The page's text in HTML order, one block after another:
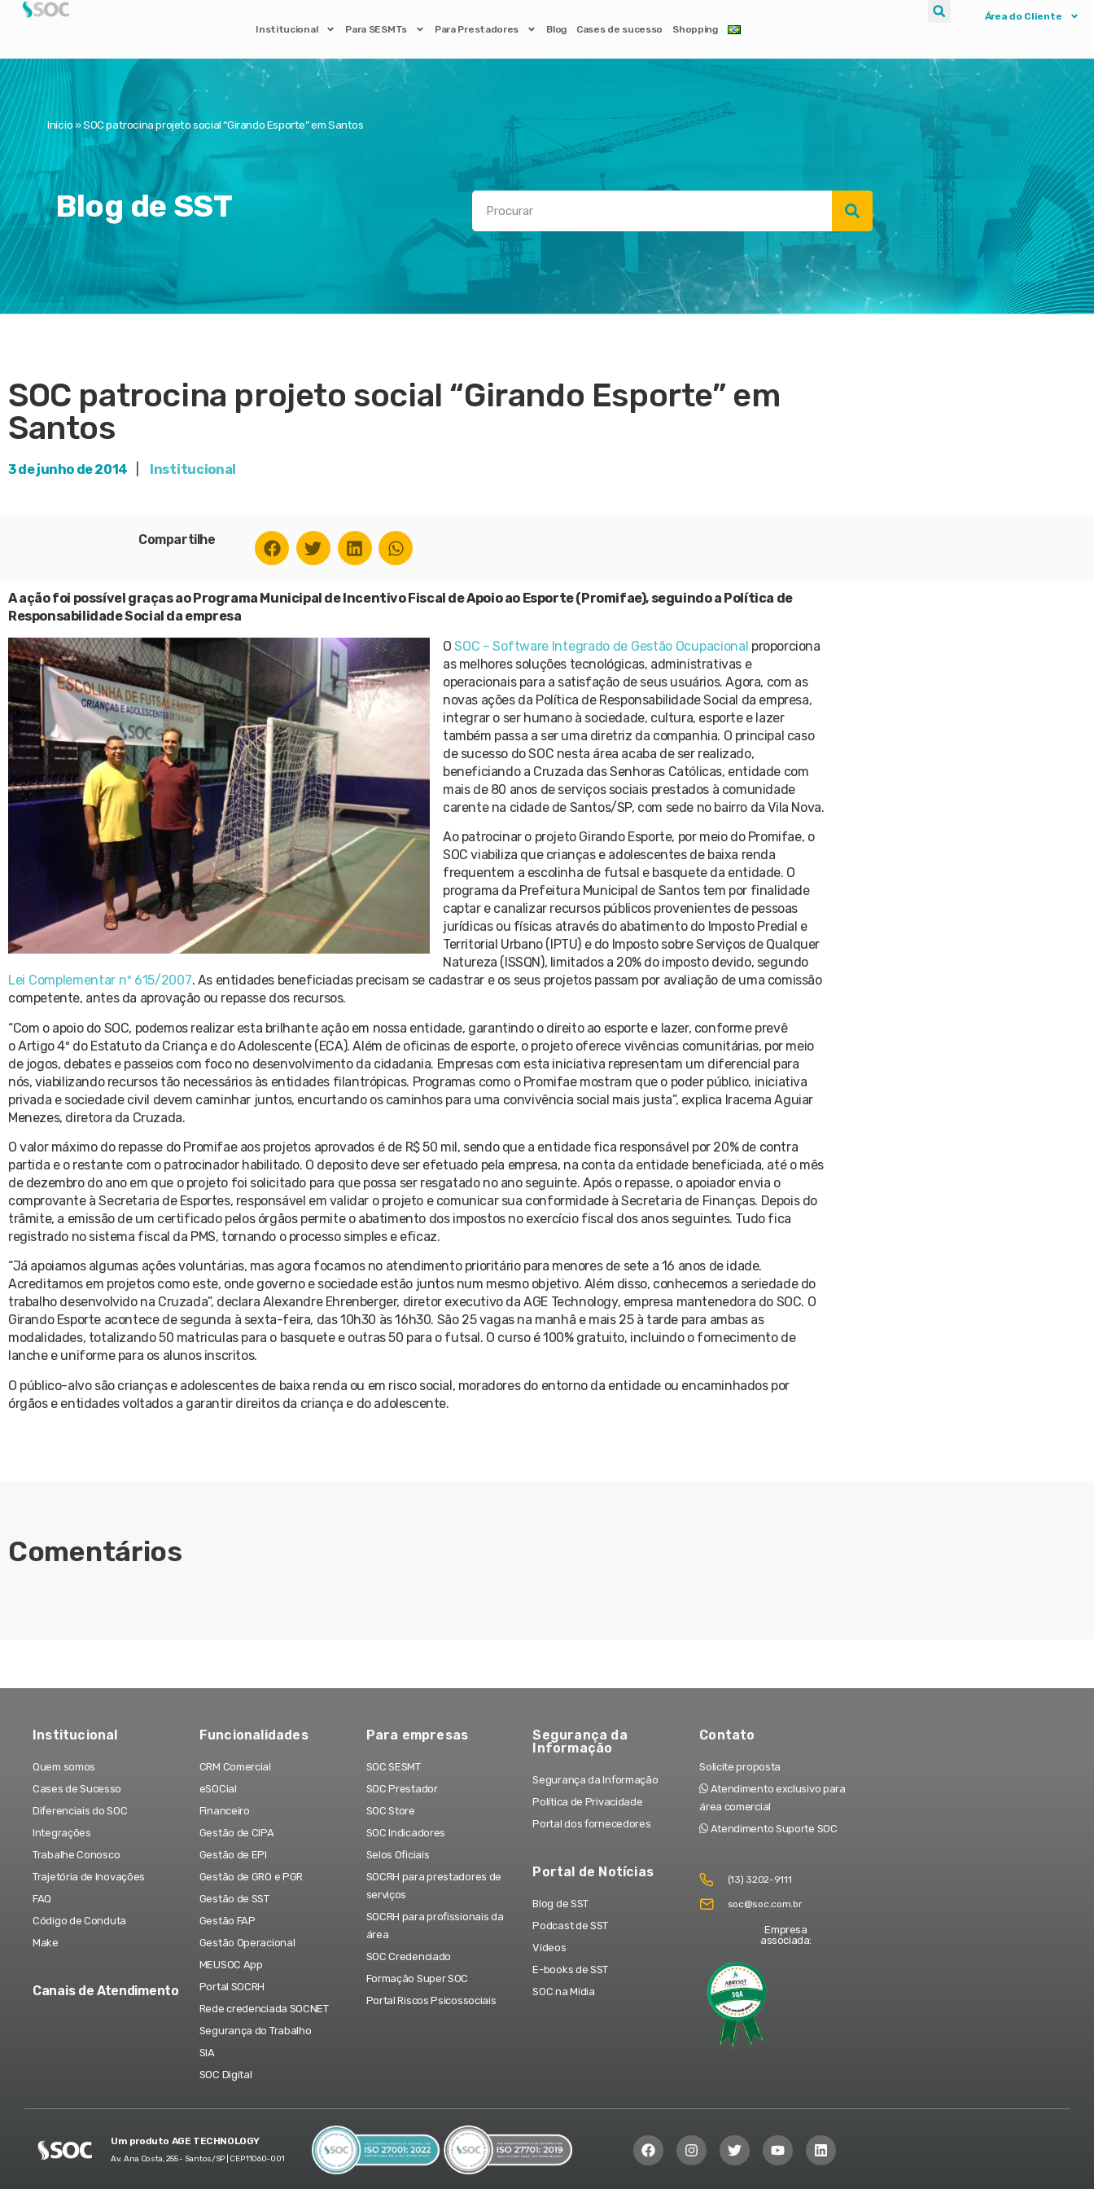
Institucional Para SESMTs Para Prestadores Blog Cases de sucesso Shopping
Área do Cliente
Início»SOC patrocina projeto social “Girando Esporte” em Santos
Blog de SST
SOC patrocina projeto social “Girando Esporte” em
Santos
3 de junho de 2014 Institucional
Compartilhe
A ação foi possível graças ao Programa Municipal de Incentivo Fiscal de Apoio ao Esporte (Promifae), seguindo a Política de
Responsabilidade Social da empresa
OSOC – Software Integrado de Gestão Ocupacional proporciona
as melhores soluções tecnológicas, administrativas e
operacionais para a satisfação de seus usuários. Agora, com as
novas ações da Política de Responsabilidade Social da empresa,
integrar o ser humano à sociedade, cultura, esporte e lazer
também passa a ser uma diretriz da companhia. O principal caso
de sucesso do SOC nesta área acaba de ser realizado,
beneficiando a Cruzada das Senhoras Católicas, entidade com
mais de 80 anos de serviços sociais prestados à comunidade
carente na cidade de Santos/SP, com sede no bairro da Vila Nova.
Ao patrocinar o projeto Girando Esporte, por meio do Promifae, o
SOC viabiliza que crianças e adolescentes de baixa renda
frequentem a escolinha de futsal e basquete da entidade. O
programa da Prefeitura Municipal de Santos tem por finalidade
captar e canalizar recursos públicos provenientes de pessoas
jurídicas ou físicas através do abatimento do Imposto Predial e
Territorial Urbano (IPTU) e do Imposto sobre Serviços de Qualquer
Natureza (ISSQN), limitados a 20% do imposto devido, segundo
Lei Complementar nº 615/2007. As entidades beneficiadas precisam se cadastrar e os seus projetos passam por avaliação de uma comissão
competente, antes da aprovação ou repasse dos recursos.
“Com o apoio do SOC, podemos realizar esta brilhante ação em nossa entidade, garantindo o direito ao esporte e lazer, conforme prevê
o Artigo 4º do Estatuto da Criança e do Adolescente (ECA). Além de oficinas de esporte, o projeto oferece vivências comunitárias, por meio
de jogos, debates e passeios com foco no desenvolvimento da cidadania. Empresas com esta iniciativa representam um diferencial para
nós, viabilizando recursos tão necessários às entidades filantrópicas. Programas como o Promifae mostram que o poder público, iniciativa
privada e sociedade civil devem caminhar juntos, encurtando os caminhos para uma convivência social mais justa”, explica Iracema Aguiar
Menezes, diretora da Cruzada.
O valor máximo do repasse do Promifae aos projetos aprovados é de R$ 50 mil, sendo que a entidade fica responsável por 20% de contra
partida e o restante com o patrocinador habilitado. O deposito deve ser efetuado pela empresa, na conta da entidade beneficiada, até o mês
de dezembro do ano em que o projeto foi solicitado para que possa ser resgatado no ano seguinte. Após o repasse, o apoiador envia o
comprovante à Secretaria de Esportes, responsável em validar o projeto e comunicar sua conformidade à Secretaria de Finanças. Depois do
trâmite, a emissão de um certificado pelos órgãos permite o abatimento dos impostos no exercício fiscal dos anos seguintes. Tudo fica
registrado no sistema fiscal da PMS, tornando o processo simples e eficaz.
“Já apoiamos algumas ações voluntárias, mas agora focamos no atendimento prioritário para menores de sete a 16 anos de idade.
Acreditamos em projetos como este, onde governo e sociedade estão juntos num mesmo objetivo. Além disso, conhecemos a seriedade do
trabalho desenvolvido na Cruzada”, declara Alexandre Ehrenberger, diretor executivo da AGE Technology, empresa mantenedora do SOC. O
Girando Esporte acontece de segunda à sexta-feira, das 10h30 às 16h30. São 25 vagas na manhã e mais 25 à tarde para ambas as
modalidades, totalizando 50 matriculas para o basquete e outras 50 para o futsal. O curso é 100% gratuito, incluindo o fornecimento de
lanche e uniforme para os alunos inscritos.
O público-alvo são crianças e adolescentes de baixa renda ou em risco social, moradores do entorno da entidade ou encaminhados por
órgãos e entidades voltados a garantir direitos da criança e do adolescente.
Comentários
Institucional
Quem somos
Cases de Sucesso
Diferenciais do SOC
Integrações
Trabalhe Conosco
Trajetória de Inovações
FAQ
Código de Conduta
Make
Canais de Atendimento
Funcionalidades
CRM Comercial
eSOCial
Financeiro
Gestão de CIPA
Gestão de EPI
Gestão de GRO e PGR
Gestão de SST
Gestão FAP
Gestão Operacional
MEUSOC App
Portal SOCRH
Rede credenciada SOCNET
Segurança do Trabalho
SIA
SOC Digital
Para empresas
SOC SESMT
SOC Prestador
SOC Store
SOC Indicadores
Selos Oficiais
SOCRH para prestadores de
serviços
SOCRH para profissionais da
área
SOC Credenciado
Formação Super SOC
Portal Riscos Psicossociais
Segurança da
Informação
Segurança da Informação
Política de Privacidade
Portal dos fornecedores
Portal de Notícias
Blog de SST
Podcast de SST
Vídeos
E-books de SST
SOC na Mídia
Contato
Solicite proposta
Atendimento exclusivo para
área comercial
Atendimento Suporte SOC
(13) 3202-9111
soc@soc.com.br
Empresa
associada:
Um produto AGE TECHNOLOGY
Av. Ana Costa, 255 - Santos/SP | CEP 11060-001